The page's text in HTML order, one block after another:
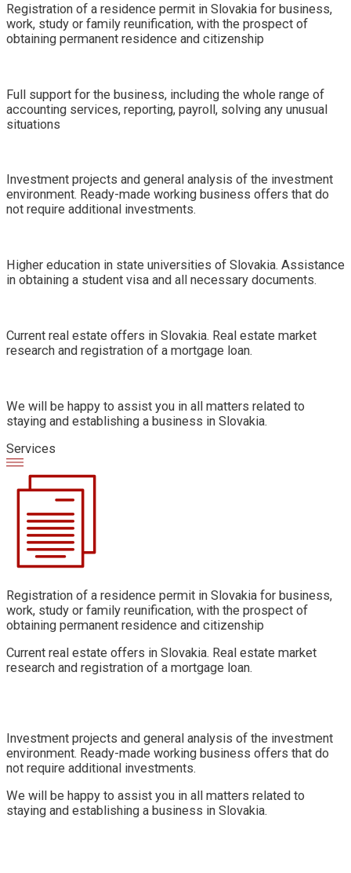
Registration of a residence permit in Slovakia for business,
work, study or family reunification, with the prospect of
obtaining permanent residence and citizenship
Full support for the business, including the whole range of
accounting services, reporting, payroll, solving any unusual
situations
Investment projects and general analysis of the investment
environment. Ready-made working business offers that do
not require additional investments.
Higher education in state universities of Slovakia. Assistance
in obtaining a student visa and all necessary documents.
Current real estate offers in Slovakia. Real estate market
research and registration of a mortgage loan.
We will be happy to assist you in all matters related to
staying and establishing a business in Slovakia.
Services
Registration of a residence permit in Slovakia for business,
work, study or family reunification, with the prospect of
obtaining permanent residence and citizenship
Current real estate offers in Slovakia. Real estate market
research and registration of a mortgage loan.
Investment projects and general analysis of the investment
environment. Ready-made working business offers that do
not require additional investments.
We will be happy to assist you in all matters related to
staying and establishing a business in Slovakia.